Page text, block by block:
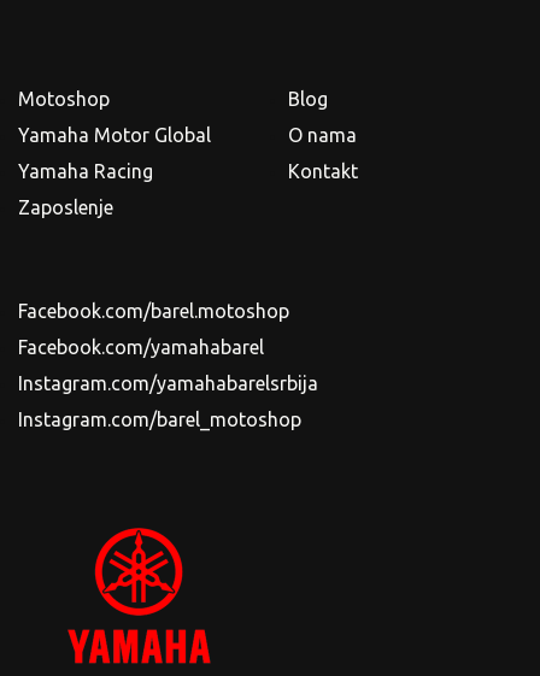
Motoshop
Yamaha Motor Global
Yamaha Racing
Zaposlenje
Blog
O nama
Kontakt
Facebook.com/barel.motoshop
Facebook.com/yamahabarel
Instagram.com/yamahabarelsrbija
Instagram.com/barel_motoshop